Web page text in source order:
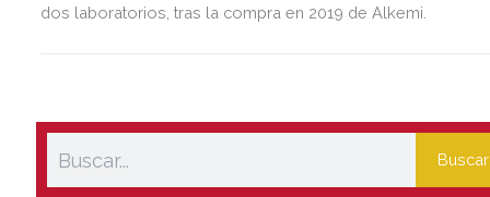
dos laboratorios, tras la compra en 2019 de Alkemi.
Buscar